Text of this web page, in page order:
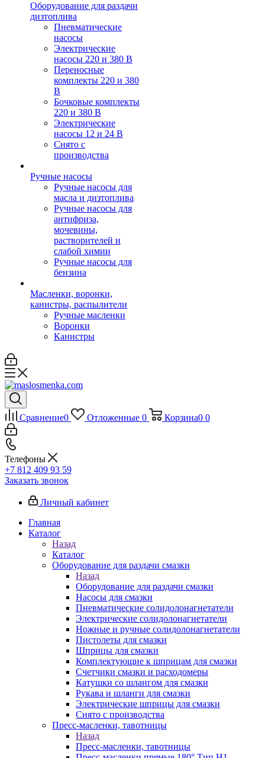
Оборудование для раздачи
дизтоплива
Пневматические
насосы
Электрические
насосы 220 и 380 В
Переносные
комплекты 220 и 380
В
Бочковые комплекты
220 и 380 В
Электрические
насосы 12 и 24 В
Снято с
производства
Ручные насосы
Ручные насосы для
масла и дизтоплива
Ручные насосы для
антифриза,
мочевины,
растворителей и
слабой химии
Ручные насосы для
бензина
Масленки, воронки,
канистры, распылители
Ручные масленки
Воронки
Канистры
Сравнение0 Отложенные 0 Корзина0 0
Телефоны
+7 812 409 93 59
Заказать звонок
Личный кабинет
Главная
Каталог
Назад
Каталог
Оборудование для раздачи смазки
Назад
Оборудование для раздачи смазки
Насосы для смазки
Пневматические солидолонагнетатели
Электрические солидолонагнетатели
Ножные и ручные солидолонагнетатели
Пистолеты для смазки
Шприцы для смазки
Комплектующие к шприцам для смазки
Счетчики смазки и расходомеры
Катушки со шлангом для смазки
Рукава и шланги для смазки
Электрические шприцы для смазки
Снято с производства
Пресс-масленки, тавотницы
Назад
Пресс-масленки, тавотницы